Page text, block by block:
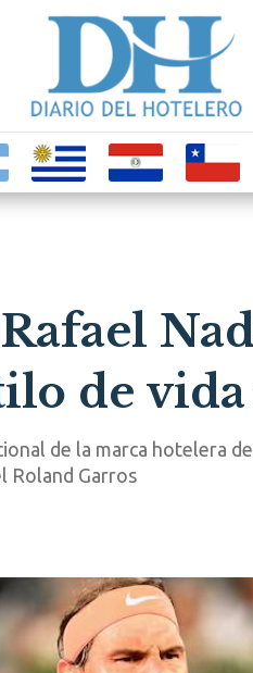
de
de la marca hotelera
Roland Garros